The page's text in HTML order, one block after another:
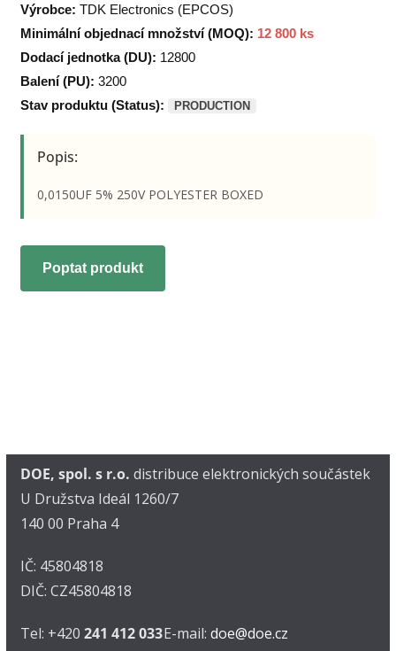
Výrobce: TDK Electronics (EPCOS)
Minimální objednací množství (MOQ): 12 800 ks
Dodací jednotka (DU): 12800
Balení (PU): 3200
Stav produktu (Status):
PRODUCTION
Popis:
0,0150UF 5% 250V POLYESTER BOXED
Poptat produkt
DOE, spol. s r.o. distribuce elektronických součástek
U Družstva Ideál 1260/7
140 00 Praha 4
IČ: 45804818
DIČ: CZ45804818
Tel: +420 241 412 033E-mail: doe@doe.cz